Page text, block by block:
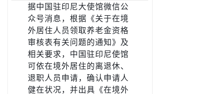
据中国驻印尼大使馆微信公
众号消息，根据《关于在境
外居住人员领取养老金资格
审核表有关问题的通知》及
相关要求，中国驻印尼使馆
可依在境外居住的离退休、
退职人员申请，确认申请人
健在状况，并出具《在境外